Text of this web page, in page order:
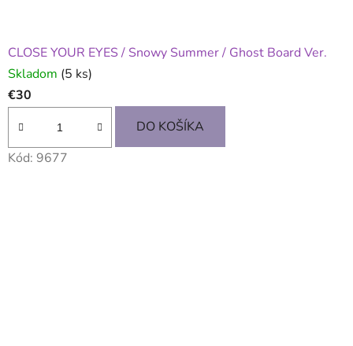
CLOSE YOUR EYES / Snowy Summer / Ghost Board Ver.
Skladom (5 ks)
€30
DO KOŠÍKA
Kód: 9677